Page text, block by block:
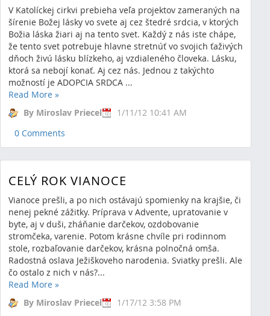
V Katolíckej cirkvi prebieha veľa projektov zameraných na
šírenie Božej lásky vo svete aj cez štedré srdcia, v ktorých
Božia láska žiari aj na tento svet. Každý z nás iste chápe,
že tento svet potrebuje hlavne stretnúť vo svojich ťaživých
dňoch živú lásku blízkeho, aj vzdialeného človeka. Lásku,
ktorá sa nebojí konať. Aj cez nás. Jednou z takýchto
možností je ADOPCIA SRDCA ...
Read More »
By Miroslav Priecel
1/11/12 10:41 AM
0 Comments
CELÝ ROK VIANOCE
Vianoce prešli, a po nich ostávajú spomienky na krajšie, či
nenej pekné zážitky. Príprava v Advente, upratovanie v
byte, aj v duši, zháňanie darčekov, ozdobovanie
stromčeka, varenie. Potom krásne chvíle pri rodinnom
stole, rozbaľovanie darčekov, krásna polnočná omša.
Radostná oslava Ježiškoveho narodenia. Sviatky prešli. Ale
čo ostalo z nich v nás?...
Read More »
By Miroslav Priecel
1/17/12 3:58 PM